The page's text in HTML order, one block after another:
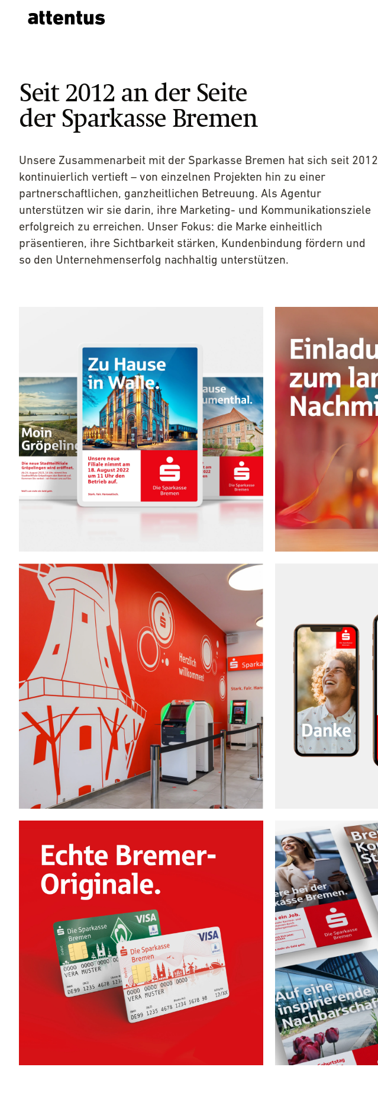
Seit 2012 an der Seite
der Sparkasse Bremen
Unsere Zusammenarbeit mit der Sparkasse Bremen hat sich seit 2012
kontinuierlich vertieft – von einzelnen Projekten hin zu einer
partnerschaftlichen, ganzheitlichen Betreuung. Als Agentur
unterstützen wir sie darin, ihre Marketing- und Kommunikationsziele
erfolgreich zu erreichen. Unser Fokus: die Marke einheitlich
präsentieren, ihre Sichtbarkeit stärken, Kundenbindung fördern und
so den Unternehmenserfolg nachhaltig unterstützen.